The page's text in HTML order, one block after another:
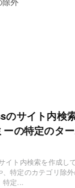
のサイト内検
ーの特定のタ
イト内検索を作成し
、特定のカテゴリ除
特定...